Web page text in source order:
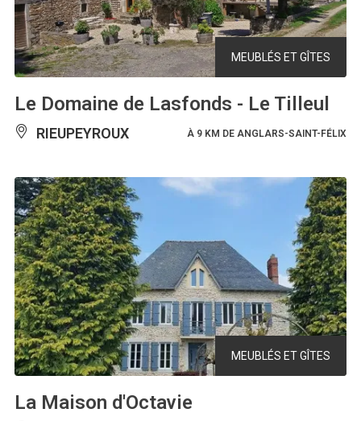
MEUBLÉS ET GÎTES
Le Domaine de Lasfonds - Le Tilleul
RIEUPEYROUX À 9 KM DE ANGLARS-SAINT-FÉLIX
MEUBLÉS ET GÎTES
La Maison d'Octavie